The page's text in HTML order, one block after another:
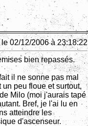
le 02/12/2006 à 23:18:22
bien repassés.
il ne sonne pas mal
peu floue et surtout,
Milo (moi j'aurais tapé
Bref, je l'ai lu en
atteindre les
d'ascenseur.